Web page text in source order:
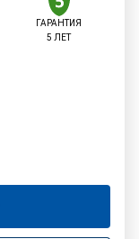
ГАРАНТИЯ
5 ЛЕТ